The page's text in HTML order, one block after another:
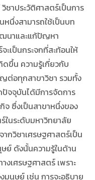
วิชาประวัติศาสตร์เป็นการ
นึ่งสามารถใช้เป็นบท
ฒนาและแก้ปัญหา
เป็นกระจกที่สะท้อนให้
ขึ้น ความรู้เกี่ยวกับ
ต่อทุกสาขาวิชา รวมทั้ง
ปัจจุบันได้มีการจัดการ
จ ซึ่งเป็นสาขาหนึ่งของ
ในระดับมหาวิทยาลัย
ากวิชาเศรษฐศาสตร์เป็น
ย์ ดังนั้นความรู้ในด้าน
เศรษฐศาสตร์ เพราะ
นุษย์ เช่น การจะอธิบาย